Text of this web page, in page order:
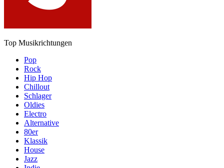
Top Musikrichtungen
Pop
Rock
Hip Hop
Chillout
Schlager
Oldies
Electro
Alternative
80er
Klassik
House
Jazz